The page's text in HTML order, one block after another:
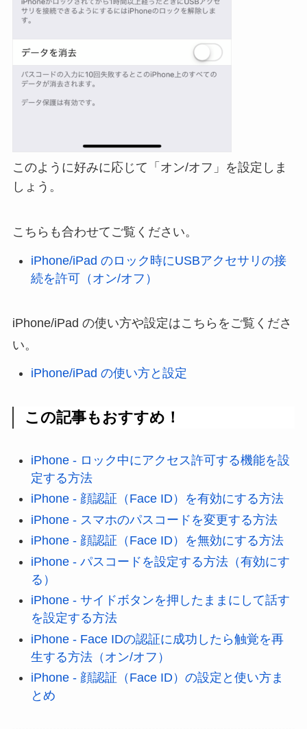
このように好みに応じて「オン/オフ」を設定しま
しょう。
こちらも合わせてご覧ください。
iPhone/iPad のロック時にUSBアクセサリの接
続を許可（オン/オフ）
iPhone/iPad の使い方や設定はこちらをご覧くださ
い。
iPhone/iPad の使い方と設定
この記事もおすすめ！
iPhone - ロック中にアクセス許可する機能を設
定する方法
iPhone - 顔認証（Face ID）を有効にする方法
iPhone - スマホのパスコードを変更する方法
iPhone - 顔認証（Face ID）を無効にする方法
iPhone - パスコードを設定する方法（有効にす
る）
iPhone - サイドボタンを押したままにして話す
を設定する方法
iPhone - Face IDの認証に成功したら触覚を再
生する方法（オン/オフ）
iPhone - 顔認証（Face ID）の設定と使い方ま
とめ